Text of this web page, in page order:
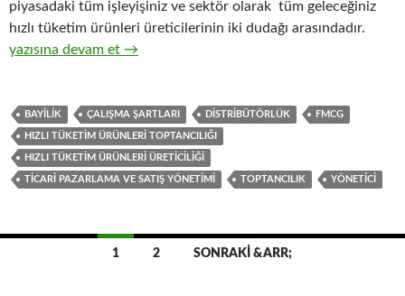
piyasadaki tüm işleyişiniz ve sektör olarak tüm geleceğiniz
hızlı tüketim ürünleri üreticilerinin iki dudağı arasındadır.
11-Hızlı tüketim ürünleri toptancıları gözüyle, hızlı tüketim
yazısına devam et →
BAYILIK ÇALIŞMA ŞARTLARI DISTRIBÜTÖRLÜK FMCG
HIZLI TÜKETIM ÜRÜNLERI TOPTANCILIĞI
HIZLI TÜKETIM ÜRÜNLERI ÜRETICILIĞI
TICARI PAZARLAMA VE SATIŞ YÖNETIMI TOPTANCILIK YÖNETICI
1 2 SONRAKI &ARR;